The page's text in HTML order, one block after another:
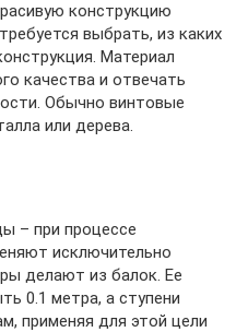
конструкцию
выбрать, из каких
Материал
качества и отвечать
Обычно винтовые
или дерева.
– при процессе
исключительно
делают из балок. Ее
0.1 метра, а ступени
применяя для этой цели